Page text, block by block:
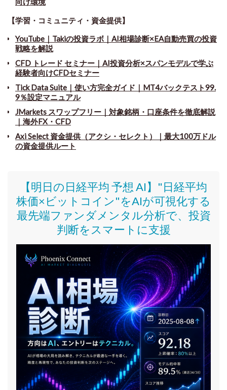
【学習・コミュニティ・資金提供】
YouTube｜Takiの投資ラボ｜AI相場診断×EA自動売買の投資
戦略を解説
CFD トレード セミナー ｜ AI投資分析×スパンモデルで学ぶ
経験者向けCFDセミナー
Tick Data Suite ｜ 使い方完全ガイド｜MT4バックテスト99.
9％設定マニュアル
JMarkets スワップフリー ｜ 対象銘柄・口座条件を徹底解説
｜海外FX・CFD
Axi Select 資金提供（アクシ・セレクト）｜最大100万ドル
の資金提供ルート
【明日の日経平均 予想 AI】"日経平均
株価×ビットコイン"をAIが可視化する
最先端ファンダメンタル分析で、投資
判断をスマートに支援